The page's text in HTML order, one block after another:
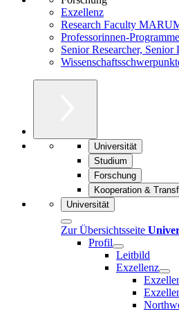
Exzellenz
Research Faculty
Professorinnen-Programme
Senior Researcher, Senior
Universität
Studium
Forschung
Kooperation &
Universität
Zur Übersichtsseite
Profil
Leitbild
Exzellenz